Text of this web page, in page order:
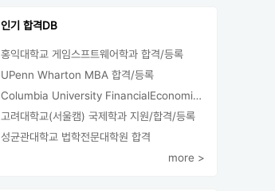
인기 합격DB
홍익대학교 게임스프트웨어학과 합격/등록
UPenn Wharton MBA 합격/등록
Columbia University FinancialEconomics 지원
고려대학교(서울캠) 국제학과 지원/합격/등록
성균관대학교 법학전문대학원 합격
more >